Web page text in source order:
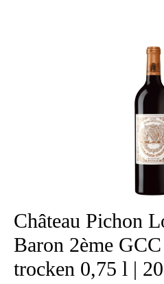
Bildergalerie überspringen
Château Pichon
Baron 2ème
trocken 0,75 l |